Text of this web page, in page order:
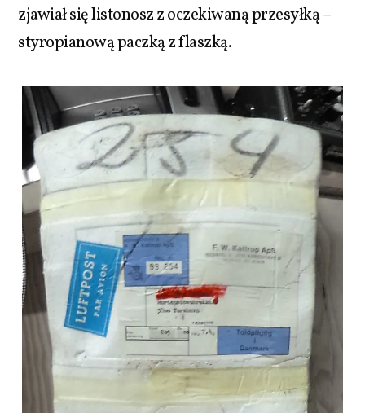
zjawiał się listonosz z oczekiwaną przesyłką –
styropianową paczką z flaszką.